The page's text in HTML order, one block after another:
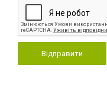
Відправити